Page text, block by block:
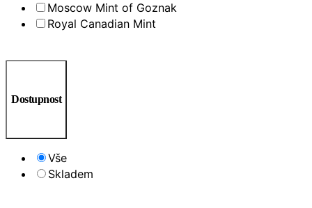
Moscow Mint of Goznak
Royal Canadian Mint
Dostupnost
Vše
Skladem